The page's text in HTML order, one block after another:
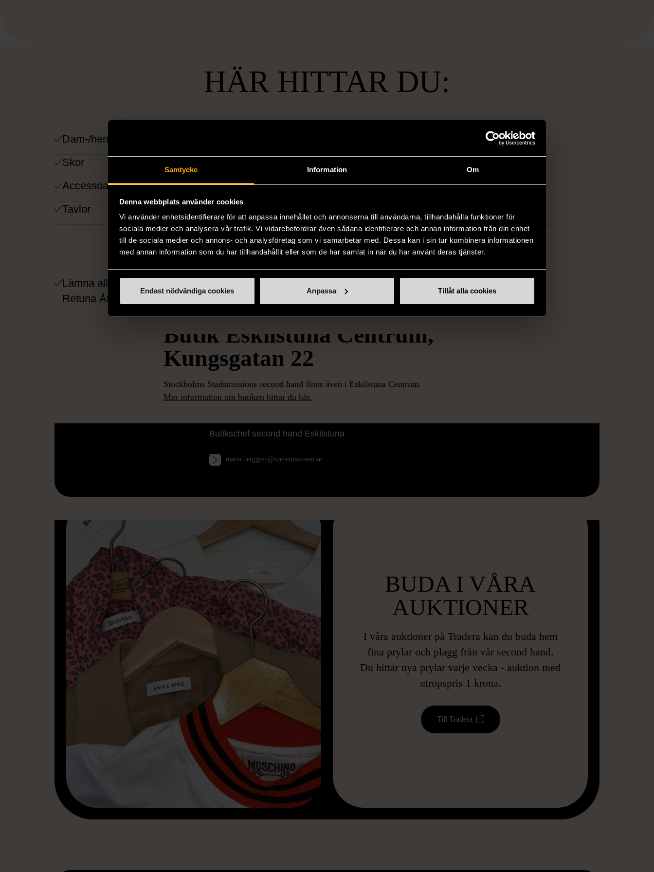
Samtycke Information Om
Denna webbplats använder cookies
Vi använder enhetsidentifierare för att anpassa innehållet och annonserna till användarna, tillhandahålla funktioner för
sociala medier och analysera vår trafik. Vi vidarebefordrar även sådana identifierare och annan information från din enhet
till de sociala medier och annons- och analysföretag som vi samarbetar med. Dessa kan i sin tur kombinera informationen
med annan information som du har tillhandahållit eller som de har samlat in när du har använt deras tjänster.
Endast nödvändiga cookies Anpassa Tillåt alla cookies
HÄR HITTAR DU:
Dam-/herrkläder
Skor
Accessoarer
Hemtextil
Mattor
Tavlor
HÄR KAN DU LÄMNA:
Lämna alla dina gåvor hos
Retuna Återbruk
Butik Eskilstuna Centrum,
Kungsgatan 22
Stockholms Stadsmissions second hand finns även i Eskilstuna Centrum.
Mer information om butiken hittar du här.
Butikschef second hand Eskilstuna
maria.berggren@stadsmissionen.se
BUDA I VÅRA
AUKTIONER
I våra auktioner på Tradera kan du buda hem
fina prylar och plagg från vår second hand.
Du hittar nya prylar varje vecka - auktion med
utropspris 1 krona.
Till Tradera
HITTA BUTIK